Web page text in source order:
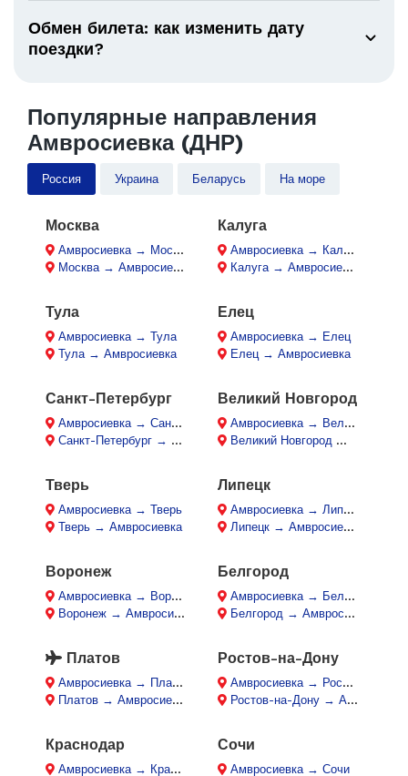
Обмен билета: как изменить дату
поездки?
Популярные направления
Амвросиевка (ДНР)
Россия Украина Беларусь На море
Москва
Амвросиевка → Москва
Москва → Амвросиевка
Калуга
Амвросиевка → Калуга
Калуга → Амвросиевка
Тула
Амвросиевка → Тула
Тула → Амвросиевка
Елец
Амвросиевка → Елец
Елец → Амвросиевка
Санкт-Петербург
Амвросиевка → Санкт-Петербург
Санкт-Петербург → Амвросиевка
Великий Новгород
Амвросиевка → Великий Новгород
Великий Новгород → Амвросиевка
Тверь
Амвросиевка → Тверь
Тверь → Амвросиевка
Липецк
Амвросиевка → Липецк
Липецк → Амвросиевка
Воронеж
Амвросиевка → Воронеж
Воронеж → Амвросиевка
Белгород
Амвросиевка → Белгород
Белгород → Амвросиевка
Платов
Амвросиевка → Платов
Платов → Амвросиевка
Ростов-на-Дону
Амвросиевка → Ростов-на-Дону
Ростов-на-Дону → Амвросиевка
Краснодар
Амвросиевка → Краснодар
Сочи
Амвросиевка → Сочи